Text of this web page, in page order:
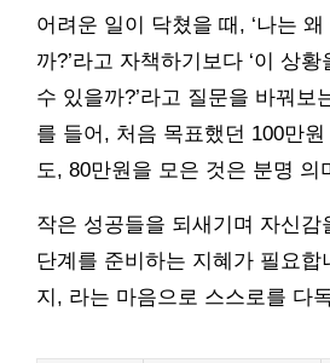
어려운 일이 닥쳤을 때, ‘나는
까?’라고 자책하기보다 ‘이 상
수 있을까?’라고 질문을 바꿔보
를 들어, 처음 목표했던 100만
도, 80만원을 모은 것은 분명 의
작은 성공들을 되새기며 자신감
단계를 준비하는 지혜가 필요합
지, 라는 마음으로 스스로를 다